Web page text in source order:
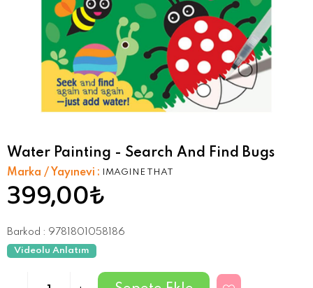
Water Painting - Search And Find Bugs
Marka / Yayınevi : IMAGINE THAT
399,00₺
Barkod : 9781801058186
Videolu Anlatım